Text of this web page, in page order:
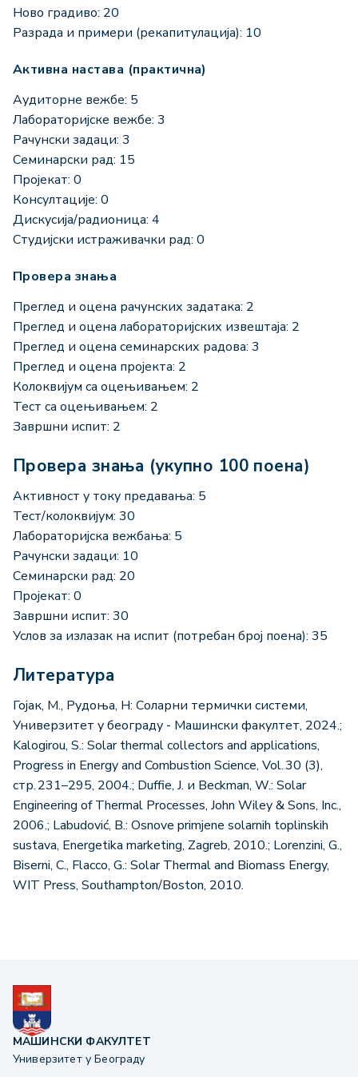
Ново градиво: 20
Разрада и примери (рекапитулација): 10
Активна настава (практична)
Аудиторне вежбе: 5
Лабораторијске вежбе: 3
Рачунски задаци: 3
Семинарски рад: 15
Пројекат: 0
Консултације: 0
Дискусија/радионица: 4
Студијски истраживачки рад: 0
Провера знања
Преглед и оцена рачунских задатака: 2
Преглед и оцена лабораторијских извештаја: 2
Преглед и оцена семинарских радова: 3
Преглед и оцена пројекта: 2
Колоквијум са оцењивањем: 2
Тест са оцењивањем: 2
Завршни испит: 2
Провера знања (укупно 100 поена)
Активност у току предавања: 5
Тест/колоквијум: 30
Лабораторијска вежбања: 5
Рачунски задаци: 10
Семинарски рад: 20
Пројекат: 0
Завршни испит: 30
Услов за излазак на испит (потребан број поена): 35
Литература
Гојак, М., Рудоња, Н: Соларни термички системи,
Универзитет у београду - Машински факултет, 2024.;
Kalogirou, S.: Solar thermal collectors and applications,
Progress in Energy and Combustion Science, Vol. 30 (3),
стр. 231–295, 2004.; Duffie, J. и Beckman, W.: Solar
Engineering of Thermal Processes, John Wiley & Sons, Inc.,
2006.; Labudović, B.: Osnove primjene solarnih toplinskih
sustava, Energetika marketing, Zagreb, 2010.; Lorenzini, G.,
Biserni, C., Flacco, G.: Solar Thermal and Biomass Energy,
WIT Press, Southampton/Boston, 2010.
МАШИНСКИ ФАКУЛТЕТ
Универзитет у Београду